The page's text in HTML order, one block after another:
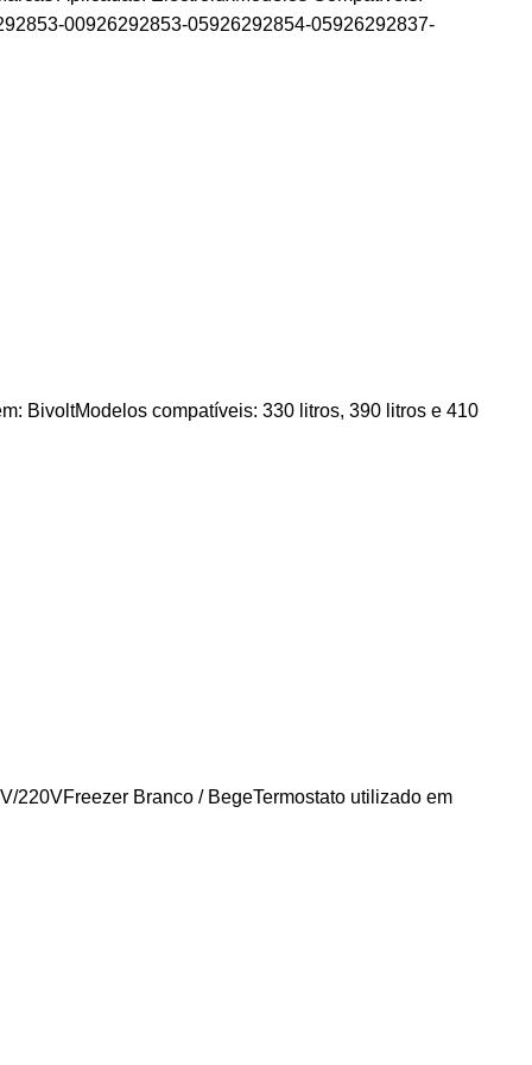
00926292853-05926292854-05926292837-
BivoltModelos compatíveis: 330 litros, 390 litros e 410
220VFreezer Branco / BegeTermostato utilizado em